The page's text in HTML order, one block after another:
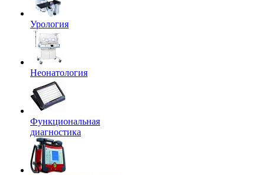
Урология
Неонатология
Функциональная
диагностика